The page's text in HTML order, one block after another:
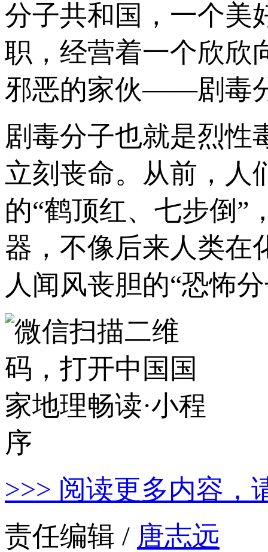
分子共和国，一个美
职，经营着一个欣欣
邪恶的家伙——剧毒
剧毒分子也就是烈性
立刻丧命。从前，人
的“鹤顶红、七步倒”
器，不像后来人类在
人闻风丧胆的“恐怖
>>> 阅读更多内容，
责任编辑 / 唐志远